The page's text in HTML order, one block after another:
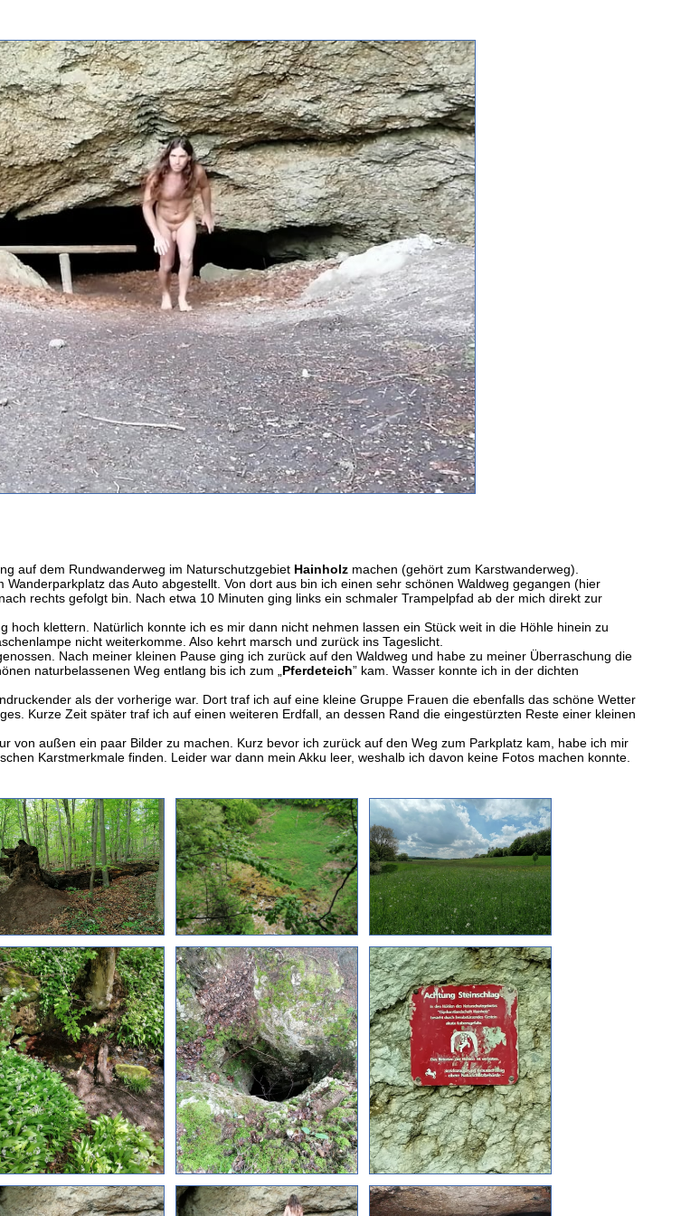
auf dem Rundwanderweg im Naturschutzgebiet Hainholz machen (gehört zum Karstwanderweg).
das Auto abgestellt. Von dort aus bin ich einen sehr schönen Waldweg gegangen (hier
rechts gefolgt bin. Nach etwa 10 Minuten ging links ein schmaler Trampelpfad ab der mich direkt zur
klettern. Natürlich konnte ich es mir dann nicht nehmen lassen ein Stück weit in die Höhle hinein zu
nicht weiterkomme. Also kehrt marsch und zurück ins Tageslicht.
Nach meiner kleinen Pause ging ich zurück auf den Waldweg und habe zu meiner Überraschung die
naturbelassenen Weg entlang bis ich zum „ Pferdeteich” kam. Wasser konnte ich in der dichten
als der vorherige war. Dort traf ich auf eine kleine Gruppe Frauen die ebenfalls das schöne Wetter
Kurze Zeit später traf ich auf einen weiteren Erdfall, an dessen Rand die eingestürzten Reste einer kleinen
außen ein paar Bilder zu machen. Kurz bevor ich zurück auf den Weg zum Parkplatz kam, habe ich mir
Karstmerkmale finden. Leider war dann mein Akku leer, weshalb ich davon keine Fotos machen konnte.